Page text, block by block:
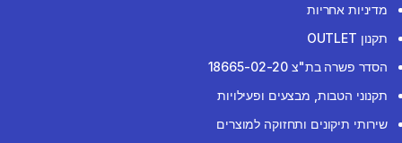
מדיניות אחריות
תקנון OUTLET
הסדר פשרה בת"צ 18665-02-20
תקנוני הטבות, מבצעים ופעילויות
שירותי תיקונים ותחזוקה למוצרים